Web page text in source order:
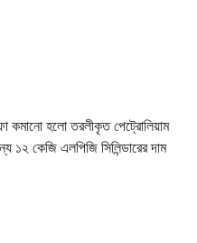
কমানো হলো তরলীকৃত পেট্রোলিয়াম
১২ কেজি এলপিজি সিলিন্ডারের দাম